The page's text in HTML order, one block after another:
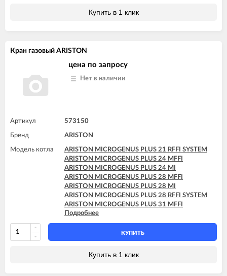
Купить в 1 клик
Кран газовый ARISTON
цена по запросу
Нет в наличии
Артикул 573150
Бренд ARISTON
Модель котла
ARISTON MICROGENUS PLUS 21 RFFI SYSTEM
ARISTON MICROGENUS PLUS 24 MFFI
ARISTON MICROGENUS PLUS 24 MI
ARISTON MICROGENUS PLUS 28 MFFI
ARISTON MICROGENUS PLUS 28 MI
ARISTON MICROGENUS PLUS 28 RFFI SYSTEM
ARISTON MICROGENUS PLUS 31 MFFI
ARISTON MICROGENUS PLUS 31 RFFI SYSTEM
ARISTON MICROGENUS PLUS 31 RI SYSTEM
ARISTON MICROGENUS PLUS 31 RI SYSTEM
ARISTON TX 23 MFFI
ARISTON TX 27 MFFI
Подробнее
КУПИТЬ
Купить в 1 клик